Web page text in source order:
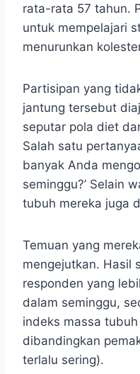
rata-rata 57 tahun.
untuk mempelajari
menurunkan
Partisipan yang
jantung tersebut
seputar pola diet
Salah satu
banyak Anda
seminggu?’ Selain
tubuh mereka juga
Temuan yang
mengejutkan. Hasil
responden yang
dalam seminggu,
indeks massa
dibandingkan
terlalu sering).